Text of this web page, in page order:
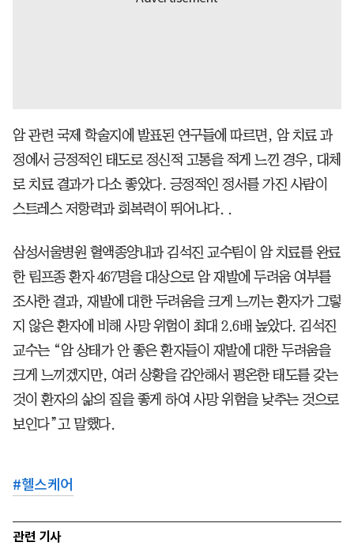
암 관련 국제 학술지에 발표된 연구들에 따르면, 암 치료 과
정에서 긍정적인 태도로 정신적 고통을 적게 느낀 경우, 대체
로 치료 결과가 다소 좋았다. 긍정적인 정서를 가진 사람이
스트레스 저항력과 회복력이 뛰어나다. .
삼성서울병원 혈액종양내과 김석진 교수팀이 암 치료를 완료
한 림프종 환자 467명을 대상으로 암 재발에 두려움 여부를
조사한 결과, 재발에 대한 두려움을 크게 느끼는 환자가 그렇
지 않은 환자에 비해 사망 위험이 최대 2.6배 높았다. 김석진
교수는 “암 상태가 안 좋은 환자들이 재발에 대한 두려움을
크게 느끼겠지만, 여러 상황을 감안해서 평온한 태도를 갖는
것이 환자의 삶의 질을 좋게 하여 사망 위험을 낮추는 것으로
보인다”고 말했다.
#헬스케어
관련 기사